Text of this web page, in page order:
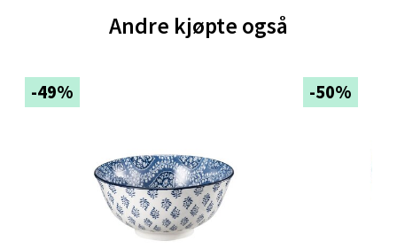
Andre kjøpte også
-49% -50%
Trondheim - Sirkus Shopping
Åpent i dag 09-21
0 i butikk